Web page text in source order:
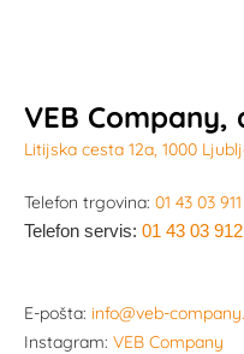
VEB Company,
Litijska cesta 12a, 1000
Telefon trgovina: 01 43 03 911
Telefon servis: 01 43 03 912
E-pošta: info@veb-
Instagram: VEB Company